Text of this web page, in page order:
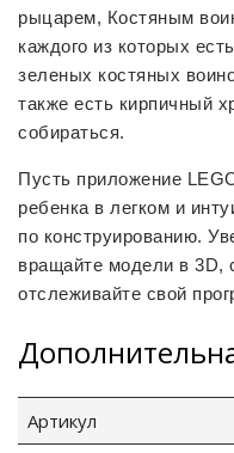
рыцарем, Костяным
каждого из которых
зеленых костяных
также есть кирпичный
собираться.
Пусть приложение
ребенка в легком и
по конструированию.
вращайте модели в 3D,
отслеживайте свой
Артикул